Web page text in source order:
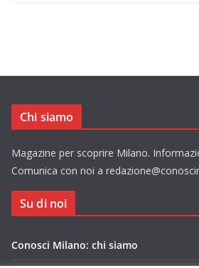
Chi siamo
Magazine per scoprire Milano.
Comunica con noi a
Su di noi
Conosci Milano: chi siamo